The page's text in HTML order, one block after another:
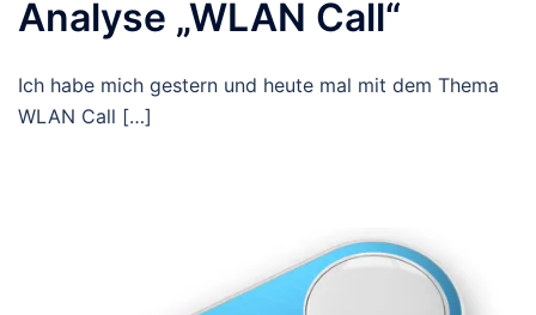
Analyse „WLAN Call“
Ich habe mich gestern und heute mal mit dem Thema
WLAN Call […]